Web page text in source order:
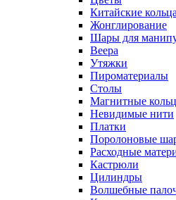
Китайские кольца
Жонглирование
Шары для
Веера
Утяжки
Пироматериалы
Столы
Магнитные
Невидимые нити
Платки
Поролоновые
Расходные
Кастрюли
Цилиндры
Волшебные